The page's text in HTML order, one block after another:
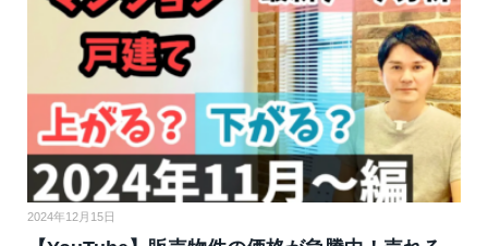
2024年12月15日